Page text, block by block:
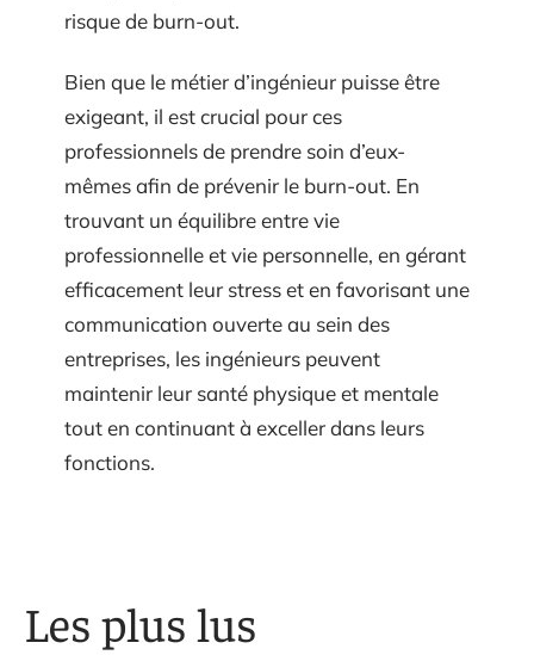
risque de burn-out.
Bien que le métier d’ingénieur puisse être
exigeant, il est crucial pour ces
professionnels de prendre soin d’eux-
mêmes afin de prévenir le burn-out. En
trouvant un équilibre entre vie
professionnelle et vie personnelle, en gérant
efficacement leur stress et en favorisant une
communication ouverte au sein des
entreprises, les ingénieurs peuvent
maintenir leur santé physique et mentale
tout en continuant à exceller dans leurs
fonctions.
Les plus lus